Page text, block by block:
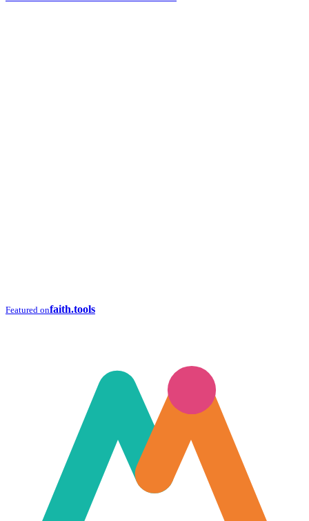
Featured onfaith.tools